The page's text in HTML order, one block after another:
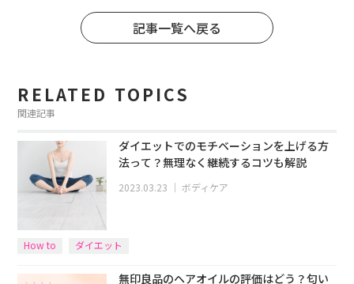
記事一覧へ戻る
RELATED TOPICS
関連記事
ダイエットでのモチベーションを上げる方
法って？無理なく継続するコツも解説
2023.03.23 ｜ボディケア
How to ダイエット
無印良品のヘアオイルの評価はどう？匂い